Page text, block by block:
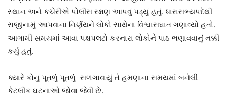
સ્થાન અને કચેરીએ પોલીસ રક્ષણ આપવું પડ્યું હતું. ધારાસભ્યપદેથી
રાજીનામું આપવાના નિર્ણયને લોકો સાથેના વિશ્વાસઘાત ગણાવ્યો હતો.
આગામી સમયમાં આવા પક્ષપલટો કરનારા લોકોને પાઠ ભણાવવાનું નક્કી
કર્યું હતું.
ક્યારે કોનું પૂતળું પૂતળું સળગાવાયું તે હમણાના સમયમાં બનેલી
કેટલીક ઘટનાઓ જોવા જેવી છે.